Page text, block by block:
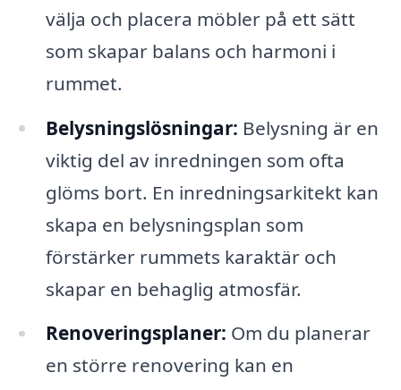
välja och placera möbler på ett sätt
som skapar balans och harmoni i
rummet.
Belysningslösningar: Belysning är en
viktig del av inredningen som ofta
glöms bort. En inredningsarkitekt kan
skapa en belysningsplan som
förstärker rummets karaktär och
skapar en behaglig atmosfär.
Renoveringsplaner: Om du planerar
en större renovering kan en